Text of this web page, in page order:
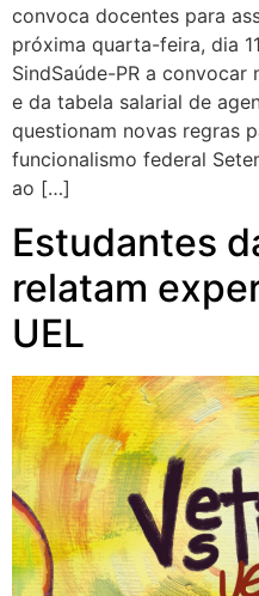
convoca docentes para
próxima quarta-feira, dia
SindSaúde-PR a
e da tabela salarial de
questionam novas regras
funcionalismo federal
ao […]
Estudantes
relatam
UEL